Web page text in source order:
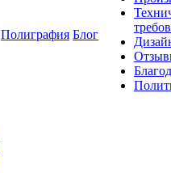
Полиграфия Блог